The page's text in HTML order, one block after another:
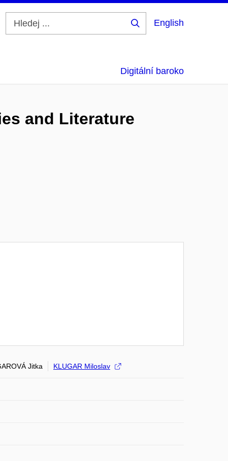
English
Digitální baroko
and Literature
Jitka KLUGAR Miloslav